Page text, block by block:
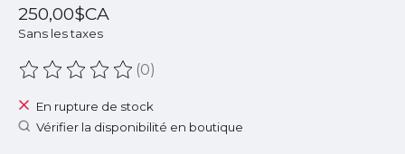
250,00$CA
Sans les taxes
Ce produit est évalué à
(0)
En rupture de stock
Vérifier la disponibilité en boutique